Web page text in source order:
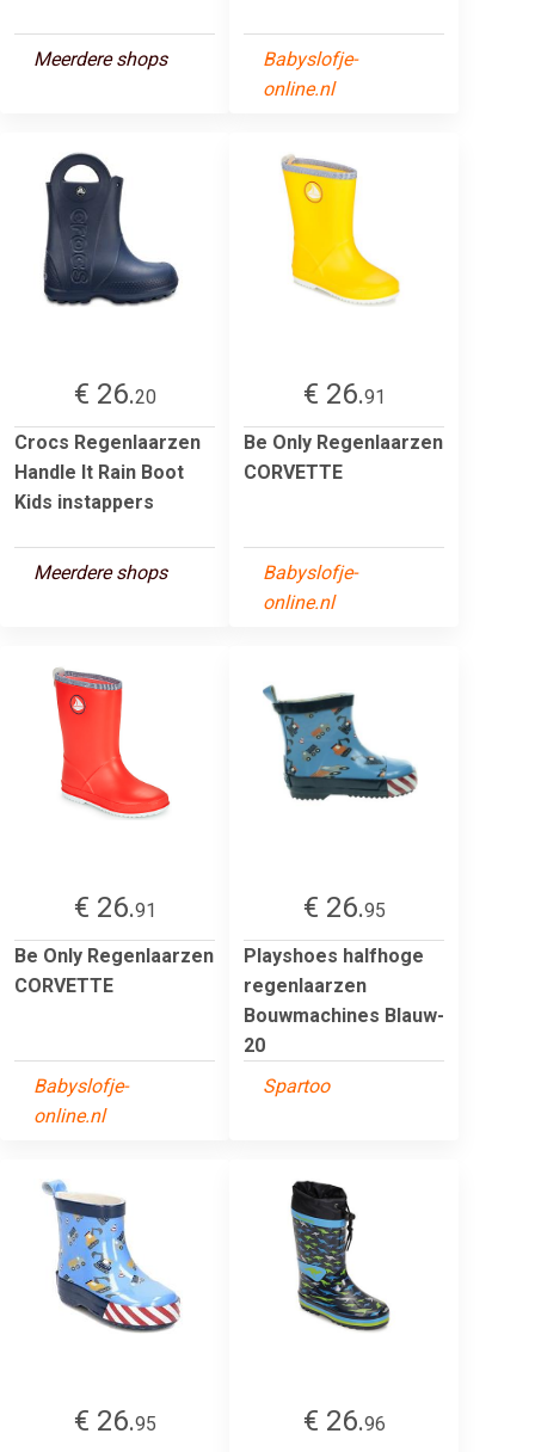
Meerdere shops
Babyslofje-
online.nl
€ 26.20
Crocs Regenlaarzen
Handle It Rain Boot
Kids instappers
Meerdere shops
€ 26.91
Be Only Regenlaarzen
CORVETTE
Babyslofje-
online.nl
€ 26.91
Be Only Regenlaarzen
CORVETTE
Babyslofje-
online.nl
€ 26.95
Playshoes halfhoge
regenlaarzen
Bouwmachines Blauw-
20
Spartoo
€ 26.95 € 26.96